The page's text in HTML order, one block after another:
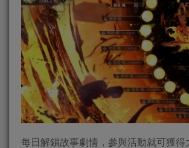
每日解鎖故事劇情，參與活動就可獲得